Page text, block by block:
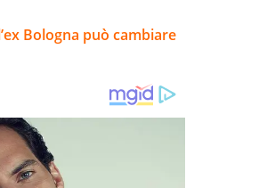
Bologna può cambiare